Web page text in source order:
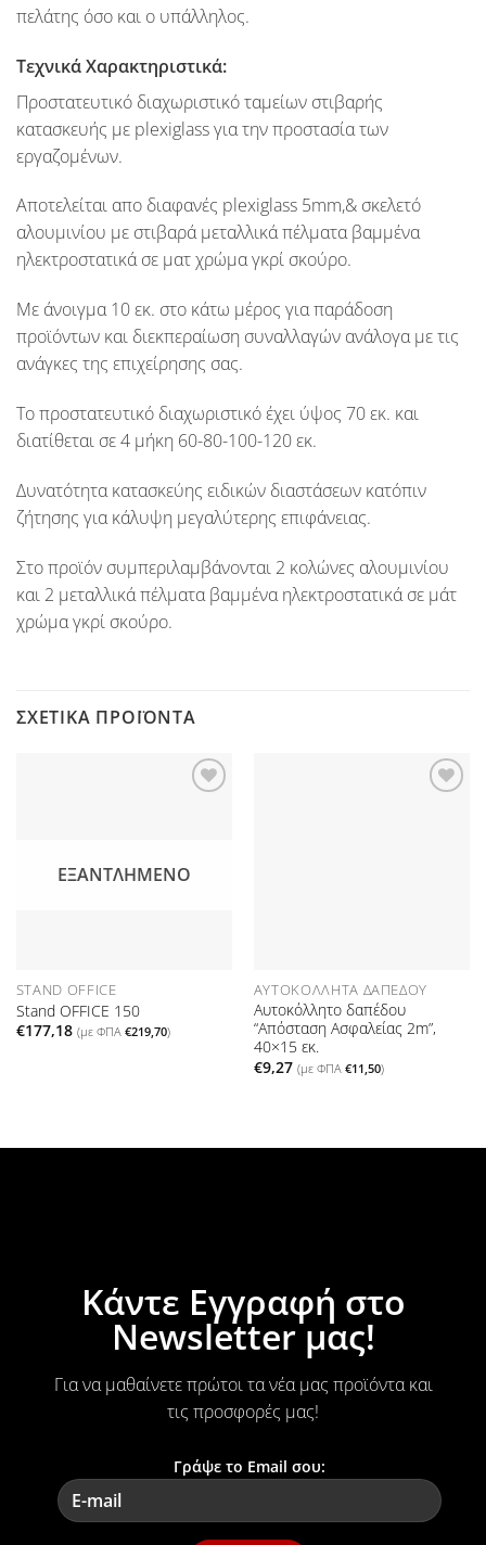
πελάτης όσο και ο υπάλληλος.
Τεχνικά Χαρακτηριστικά:
Προστατευτικό διαχωριστικό ταμείων στιβαρής
κατασκευής με plexiglass για την προστασία των
εργαζομένων.
Αποτελείται απο διαφανές plexiglass 5mm,& σκελετό
αλουμινίου με στιβαρά μεταλλικά πέλματα βαμμένα
ηλεκτροστατικά σε ματ χρώμα γκρί σκούρο.
Με άνοιγμα10 εκ. στο κάτω μέρος για παράδοση
προϊόντων και διεκπεραίωση συναλλαγών ανάλογα με τις
ανάγκες της επιχείρησης σας.
Το προστατευτικό διαχωριστικό έχει ύψος 70 εκ. και
διατίθεται σε4 μήκη 60-80-100-120 εκ.
Δυνατότητα κατασκεύης ειδικών διαστάσεων κατόπιν
ζήτησης για κάλυψη μεγαλύτερης επιφάνειας.
Στο προϊόν συμπεριλαμβάνονται 2 κολώνες αλουμινίου
και 2 μεταλλικά πέλματα βαμμένα ηλεκτροστατικά σε μάτ
χρώμα γκρί σκούρο.
ΣΧΕΤΙΚΆ ΠΡΟΪΌΝΤΑ
ΕΞΑΝΤΛΗΜΈΝΟ
STAND OFFICE
Stand OFFICE 150
€177,18 (με ΦΠΑ €219,70)
ΑΥΤΟΚΌΛΛΗΤΑ ΔΑΠΈΔΟΥ
Αυτοκόλλητο δαπέδου
“Απόσταση Ασφαλείας 2m”,
40×15 εκ.
€9,27 (με ΦΠΑ €11,50)
Κάντε Εγγραφή στο
Newsletter μας!
Για να μαθαίνετε πρώτοι τα νέα μας προϊόντα και
τις προσφορές μας!
Γράψε το Email σου: